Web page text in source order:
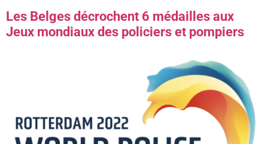
Les Belges décrochent 6 médailles aux
Jeux mondiaux des policiers et pompiers